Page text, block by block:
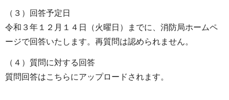
（３）回答予定日
令和３年１２月１４日（火曜日）までに、消防局ホームペ
ージで回答いたします。再質問は認められません。
（４）質問に対する回答
質問回答はこちらにアップロードされます。